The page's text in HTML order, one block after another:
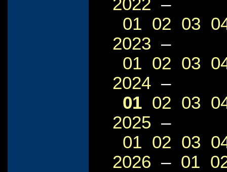
2022 –
01 02 03
2023 –
01 02 03
2024 –
01 02 03
2025 –
01 02 03
2026 – 01